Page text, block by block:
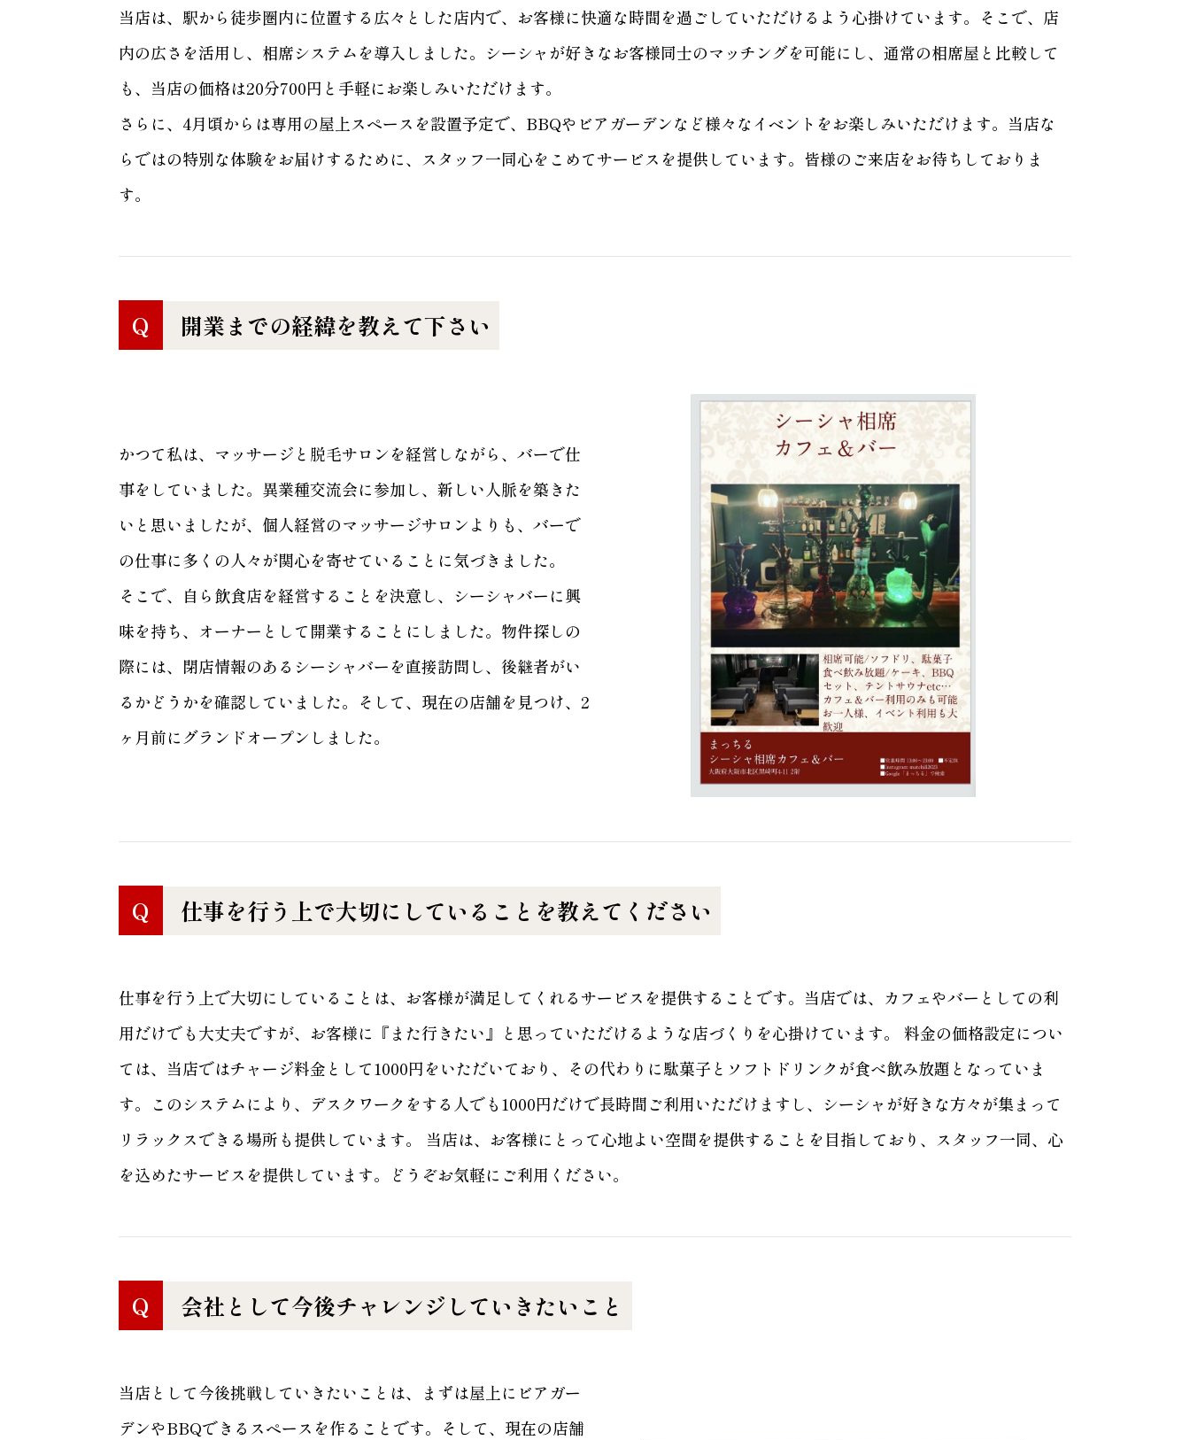
当店は、駅から徒歩圏内に位置する広々とした店内で、お客様に快適な時間を過ごしていただけるよう心掛けています。そこで、店
内の広さを活用し、相席システムを導入しました。シーシャが好きなお客様同士のマッチングを可能にし、通常の相席屋と比較して
も、当店の価格は20分700円と手軽にお楽しみいただけます。
さらに、4月頃からは専用の屋上スペースを設置予定で、BBQやビアガーデンなど様々なイベントをお楽しみいただけます。当店な
らではの特別な体験をお届けするために、スタッフ一同心をこめてサービスを提供しています。皆様のご来店をお待ちしておりま
す。
Q 開業までの経緯を教えて下さい
かつて私は、マッサージと脱毛サロンを経営しながら、バーで仕
事をしていました。異業種交流会に参加し、新しい人脈を築きた
いと思いましたが、個人経営のマッサージサロンよりも、バーで
の仕事に多くの人々が関心を寄せていることに気づきました。
そこで、自ら飲食店を経営することを決意し、シーシャバーに興
味を持ち、オーナーとして開業することにしました。物件探しの
際には、閉店情報のあるシーシャバーを直接訪問し、後継者がい
るかどうかを確認していました。そして、現在の店舗を見つけ、2
ヶ月前にグランドオープンしました。
Q 仕事を行う上で大切にしていることを教えてください
仕事を行う上で大切にしていることは、お客様が満足してくれるサービスを提供することです。当店では、カフェやバーとしての利
用だけでも大丈夫ですが、お客様に『また行きたい』と思っていただけるような店づくりを心掛けています。 料金の価格設定につい
ては、当店ではチャージ料金として1000円をいただいており、その代わりに駄菓子とソフトドリンクが食べ飲み放題となっていま
す。このシステムにより、デスクワークをする人でも1000円だけで長時間ご利用いただけますし、シーシャが好きな方々が集まって
リラックスできる場所も提供しています。 当店は、お客様にとって心地よい空間を提供することを目指しており、スタッフ一同、心
を込めたサービスを提供しています。どうぞお気軽にご利用ください。
Q 会社として今後チャレンジしていきたいこと
当店として今後挑戦していきたいことは、まずは屋上にビアガー
デンやBBQできるスペースを作ることです。そして、現在の店舗